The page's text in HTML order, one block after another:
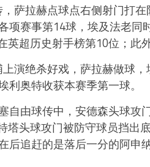
萨拉赫点球点右侧射门打
项赛事第14球，埃及法老
英超历史射手榜第10位；此
演绝杀好戏，萨拉赫做球
利奥特收获本赛季第一球。
自由球传中，安德森头球攻
塔头球攻门被防守球员挡出
后追赶的是落后一分的阿申